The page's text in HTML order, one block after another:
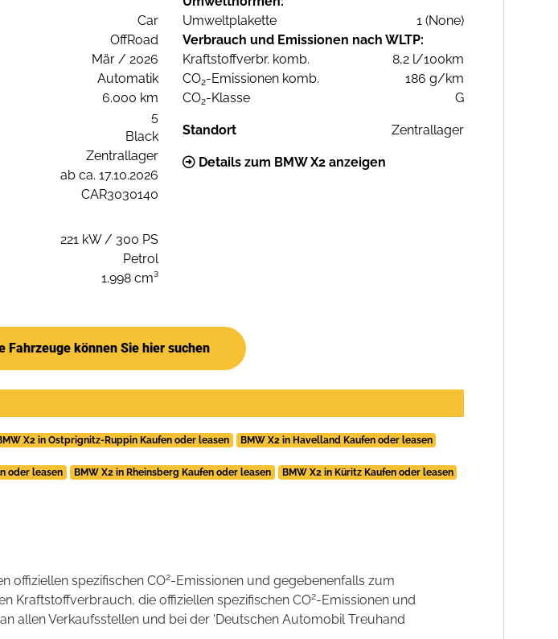
Car
OffRoad
Mär / 2026
Automatik
6.000 km
5
Black
Zentrallager
ab ca. 17.10.2026
CAR3030140
221 kW / 300 PS
Petrol
1.998 cm³
Umweltplakette
1 (None)
Verbrauch und Emissionen nach WLTP:
Kraftstoffverbr. komb.
8,2 l/100km
CO2-Emissionen komb.
186 g/km
CO2-Klasse G
Standort Zentrallager
Details zum BMW X2 anzeigen
Fahrzeuge können Sie hier suchen
X2 in Ostprignitz-Ruppin Kaufen oder leasen BMW X2 in Havelland Kaufen oder leasen
oder leasen BMW X2 in Rheinsberg Kaufen oder leasen BMW X2 in Küritz Kaufen oder leasen
offiziellen spezifischen CO2-Emissionen und gegebenenfalls zum
Kraftstoffverbrauch, die offiziellen spezifischen CO2-Emissionen und
allen Verkaufsstellen und bei der 'Deutschen Automobil Treuhand